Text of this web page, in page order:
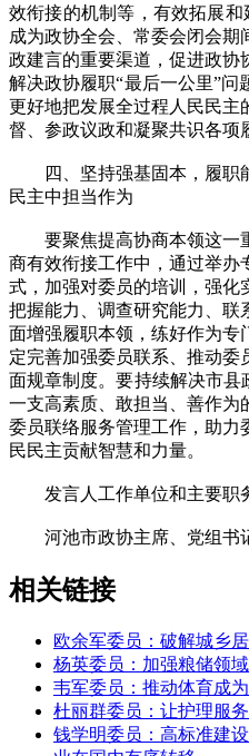
效衔接的机制等，有效拓展和
成为政协全会、常委会闭会
政建言的重要渠道，促进政协
解决政协履职“最后一公里”问
更好地把发展全过程人民民主
督、参政议政和凝聚共识各项
四、坚持强基固本，履职
民主中担当作为
要聚焦提高协商本领这一
商有效衔接工作中，通过举办
式，加强对委员的培训，强化
把握能力、调查研究能力、联
面增强履职本领，练好作为专
定完善加强委员联系、推动
面规章制度。要持续解决市县
一支高素质、敢担当、善作为
委员联络服务管理工作，助力
民民主贡献智慧和力量。
发言人工作单位和主要职
河池市政协主席、党组书
相关链接
欧余军委员：破解城乡
杨英委员：加强粮储领
韦军委员：推动体育成
杜丽群委员：让护理服
钱学明委员：高标准建